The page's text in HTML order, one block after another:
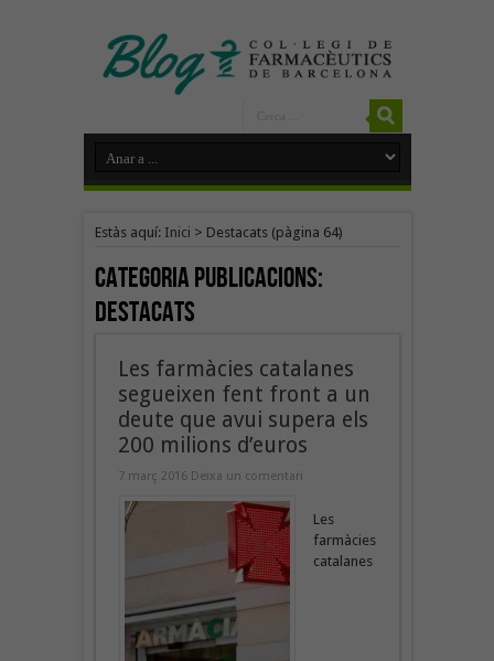
Estàs aquí: Inici > Destacats(pàgina 64)
Categoria Publicacions:
Destacats
Les farmàcies catalanes
segueixen fent front a un
deute que avui supera els
200 milions d’euros
7 març 2016 Deixa un comentari
Les
farmàcies
catalanes